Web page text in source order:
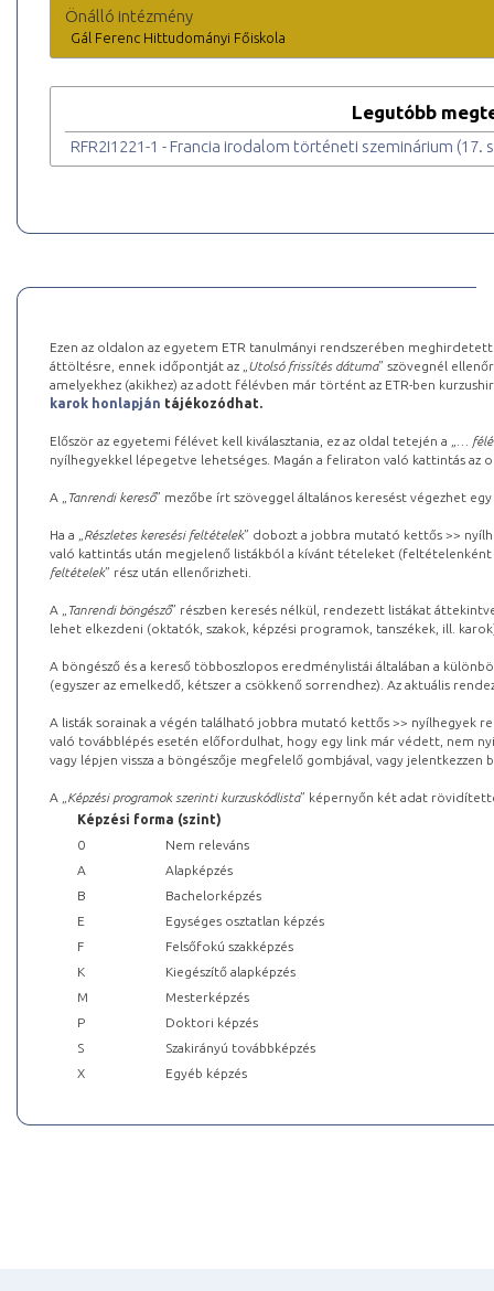
Önálló intézmény
Gál Ferenc Hittudományi Főiskola
Legutóbb
RFR2I1221-1 - Francia irodalom történeti szeminárium (17.
Ezen az oldalon az egyetem ETR tanulmányi rendszerében
áttöltésre, ennek időpontját az „ Utolsó frissítés dátuma” szövegnél
amelyekhez (akikhez) az adott félévben már történt az ETR-ben
karok honlapján tájékozódhat.
Először az egyetemi félévet kell kiválasztania, ez az oldal tetején a „
…
nyílhegyekkel lépegetve lehetséges. Magán a feliraton való kattintás az
A „ Tanrendi kereső” mezőbe írt szöveggel általános keresést végezhet
Ha a „ Részletes keresési feltételek” dobozt a jobbra mutató kettős >>
való kattintás után megjelenő listákból a kívánt tételeket (feltételenként
feltételek” rész után ellenőrizheti.
A „ Tanrendi böngésző” részben keresés nélkül, rendezett listákat
lehet elkezdeni (oktatók, szakok, képzési programok, tanszékek, ill.
A böngésző és a kereső többoszlopos eredménylistái általában a
(egyszer az emelkedő, kétszer a csökkenő sorrendhez). Az aktuális
A listák sorainak a végén található jobbra mutató kettős >> nyílhegyek
való továbblépés esetén előfordulhat, hogy egy link már védett, nem
vagy lépjen vissza a böngészője megfelelő gombjával, vagy
A „ Képzési programok szerinti kurzuskódlista” képernyőn két adat
Képzési forma (szint)
0
Nem releváns
A
Alapképzés
B
Bachelorképzés
E
Egységes osztatlan képzés
F
Felsőfokú szakképzés
K
Kiegészítő alapképzés
M
Mesterképzés
P
Doktori képzés
S
Szakirányú továbbképzés
X
Egyéb képzés